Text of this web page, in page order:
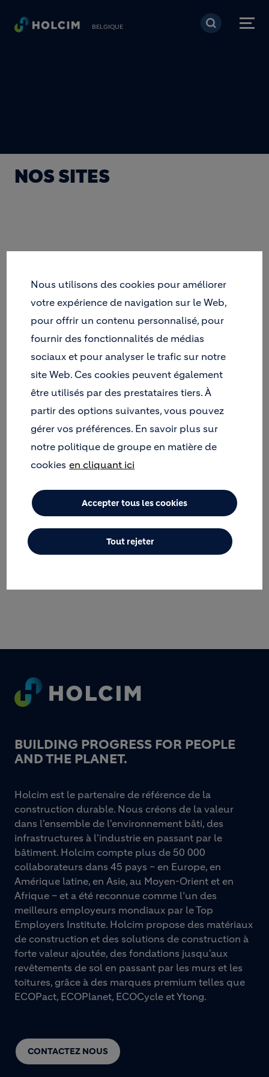
Aller au contenu
BELGIQUE
NOS SITES
Footer
BUILDING PROGRESS FOR PEOPLE
AND THE PLANET.
CONTACTEZ NOUS
Holcim est le partenaire de référence de la
construction durable. Nous créons de la valeur
dans l'ensemble de l'environnement bâti, des
infrastructures à l'industrie en passant par le
bâtiment. Holcim compte plus de 50 000
collaborateurs dans 45 pays – en Europe, en
Amérique latine, en Asie, au Moyen-Orient et en
Afrique – et a été reconnue comme l’un des
meilleurs employeurs mondiaux par le Top
Employers Institute. Holcim propose des matériaux
de construction et des solutions de construction à
forte valeur ajoutée, des fondations jusqu'aux
revêtements de sol en passant par les murs et les
toitures, grâce à des marques premium telles que
ECOPact, ECOPlanet, ECOCycle et Ytong.
Nous utilisons des cookies pour améliorer
votre expérience de navigation sur le Web,
pour offrir un contenu personnalisé, pour
fournir des fonctionnalités de médias
sociaux et pour analyser le trafic sur notre
site Web. Ces cookies peuvent également
être utilisés par des prestataires tiers. À
partir des options suivantes, vous pouvez
gérer vos préférences. En savoir plus sur
notre politique de groupe en matière de
cookies en cliquant ici
Accepter tous les cookies
Tout rejeter